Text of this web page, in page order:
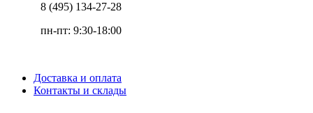
8 (495) 134-27-28
пн-пт: 9:30-18:00
Доставка и оплата
Контакты и склады